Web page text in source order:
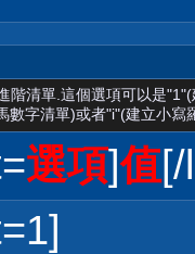
階清單.這個選項可以是
數字清單)或者"i"(建立小寫
選項]值